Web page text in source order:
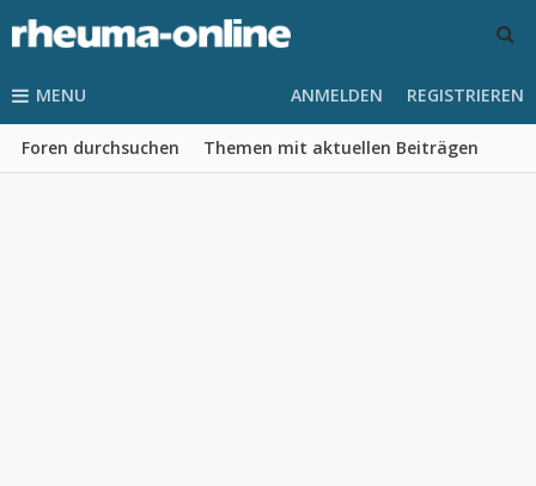
MENU
Foren durchsuchen Themen mit aktuellen Beiträgen
ANMELDEN REGISTRIEREN